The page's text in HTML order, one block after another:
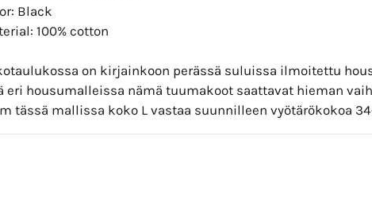
Black
100% cotton
on kirjainkoon perässä suluissa ilmoitettu
eri housumalleissa nämä tuumakoot saattavat hieman
tässä mallissa koko L vastaa suunnilleen vyötärökokoa